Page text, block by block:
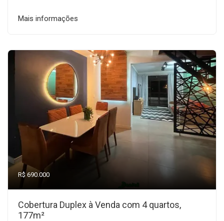
Mais informações
R$ 690.000
Cobertura Duplex à Venda com 4 quartos,
177m²